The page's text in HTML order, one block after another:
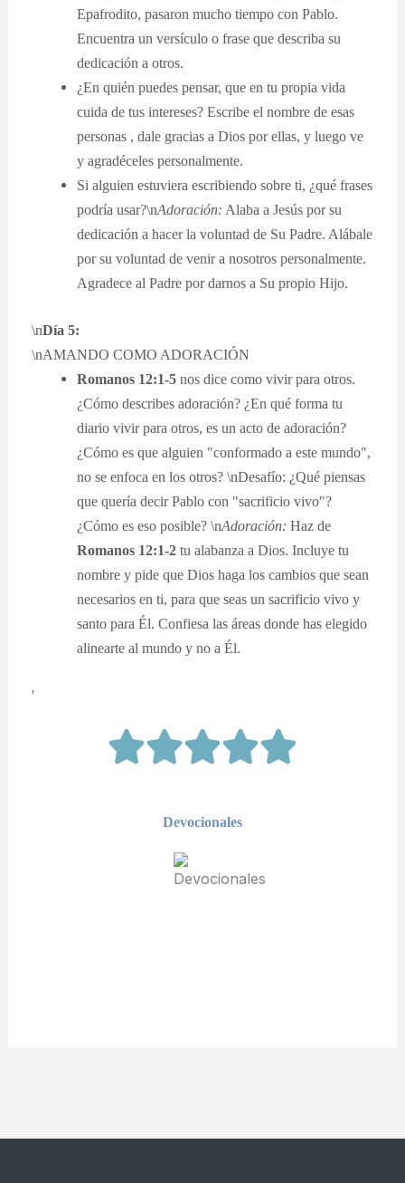
Epafrodito, pasaron mucho tiempo con Pablo.
Encuentra un versículo o frase que describa su
dedicación a otros.
¿En quién puedes pensar, que en tu propia vida
cuida de tus intereses? Escribe el nombre de esas
personas , dale gracias a Dios por ellas, y luego ve
y agradéceles personalmente.
Si alguien estuviera escribiendo sobre ti, ¿qué frases
podría usar?\nAdoración: Alaba a Jesús por su
dedicación a hacer la voluntad de Su Padre. Alábale
por su voluntad de venir a nosotros personalmente.
Agradece al Padre por darnos a Su propio Hijo.
\nDía 5:
\nAMANDO COMO ADORACIÓN
Romanos 12:1-5nos dice como vivir para otros.
¿Cómo describes adoración? ¿En qué forma tu
diario vivir para otros, es un acto de adoración?
¿Cómo es que alguien "conformado a este mundo",
no se enfoca en los otros? \nDesafío: ¿Qué piensas
que quería decir Pablo con "sacrificio vivo"?
¿Cómo es eso posible? \nAdoración: Haz de
Romanos 12:1-2tu alabanza a Dios. Incluye tu
nombre y pide que Dios haga los cambios que sean
necesarios en ti, para que seas un sacrificio vivo y
santo para Él. Confiesa las áreas donde has elegido
alinearte al mundo y no a Él.
'
Devocionales